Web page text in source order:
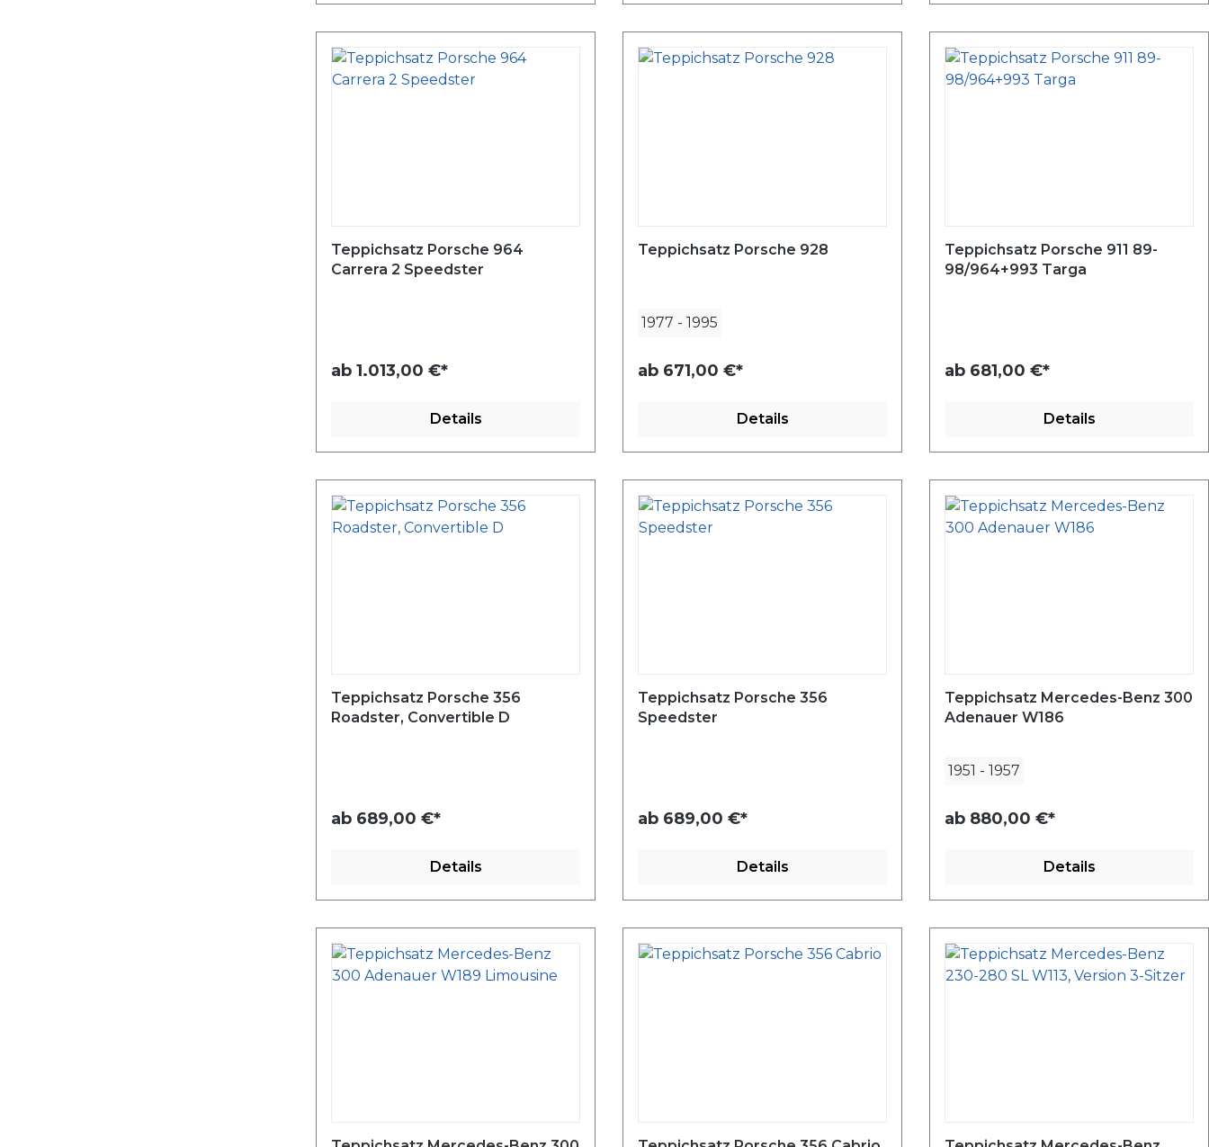
Teppichsatz Porsche 964
Carrera 2 Speedster
ab 1.013,00 €*
Details
Teppichsatz Porsche 928
1977 - 1995
ab 671,00 €*
Details
Teppichsatz Porsche 911 89-
98/964+993 Targa
ab 681,00 €*
Details
Teppichsatz Porsche 356
Roadster, Convertible D
ab 689,00 €*
Details
Teppichsatz Porsche 356
Speedster
ab 689,00 €*
Details
Teppichsatz Mercedes-Benz 300
Adenauer W186
1951 - 1957
ab 880,00 €*
Details